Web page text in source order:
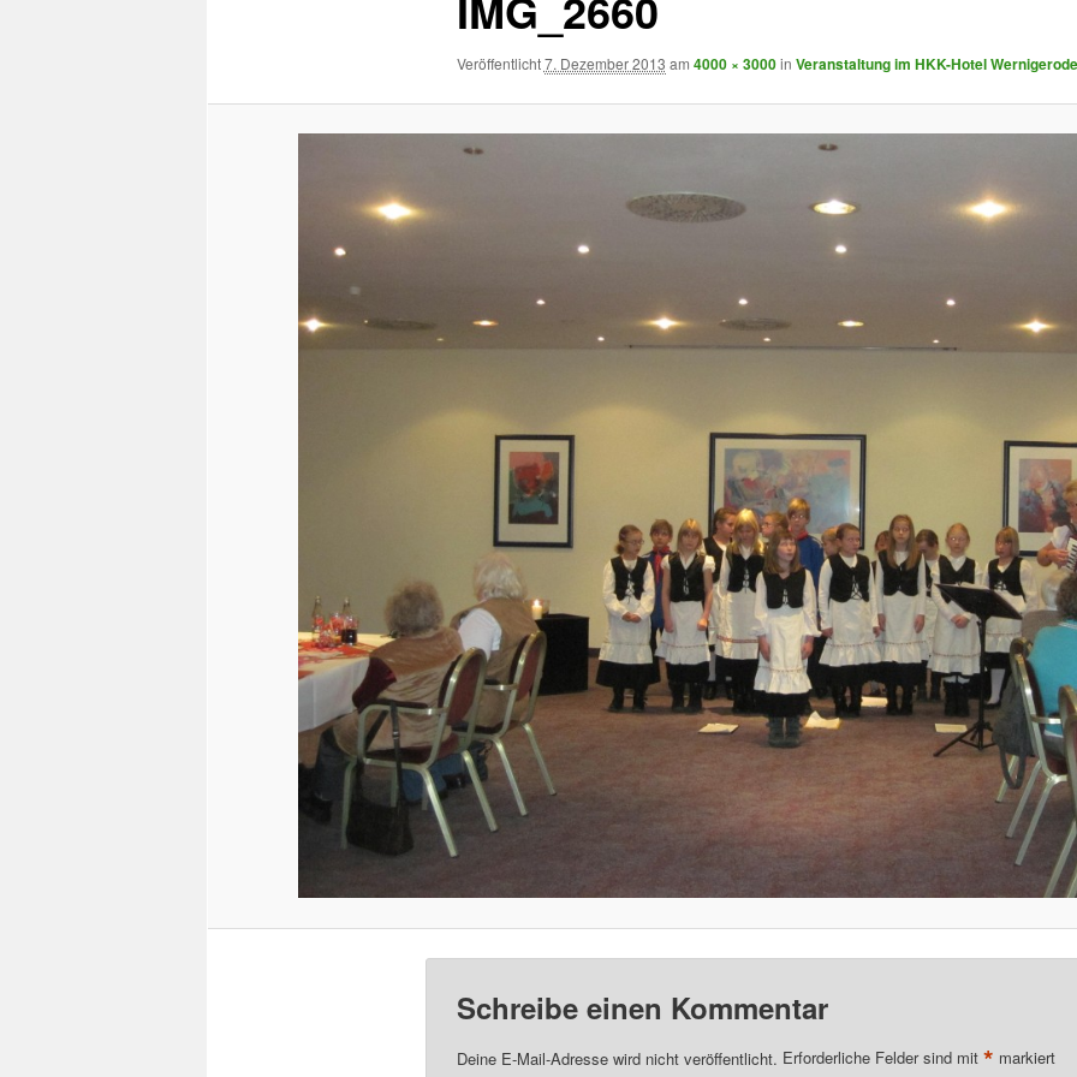
Veröffentlicht7. Dezember 2013 am 4000 × 3000in Veranstaltung im HKK-Hotel Wernigerode
Schreibe einen Kommentar
Deine E-Mail-Adresse wird nicht veröffentlicht. Erforderliche Felder sind mit * markiert